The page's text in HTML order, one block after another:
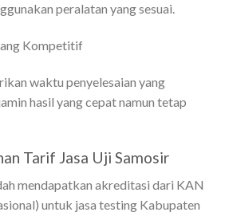
peralatan yang sesuai.
Kompetitif
waktu penyelesaian yang
hasil yang cepat namun tetap
Tarif Jasa Uji Samosir
mendapatkan akreditasi dari KAN
untuk jasa testing Kabupaten